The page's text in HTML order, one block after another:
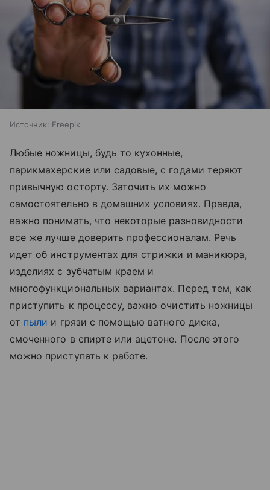
Источник: Freepik
Любые ножницы, будь то кухонные,
парикмахерские или садовые, с годами теряют
привычную осторту. Заточить их можно
самостоятельно в домашних условиях. Правда,
важно понимать, что некоторые разновидности
все же лучше доверить профессионалам. Речь
идет об инструментах для стрижки и маникюра,
изделиях с зубчатым краем и
многофункциональных вариантах. Перед тем, как
приступить к процессу, важно очистить ножницы
от пыли и грязи с помощью ватного диска,
смоченного в спирте или ацетоне. После этого
можно приступать к работе.